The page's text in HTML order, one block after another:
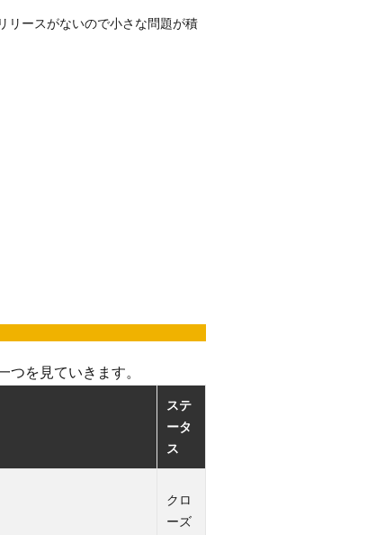
リースがないので小さな問題が積
を見ていきます。
ステ
ータ
ス
クロ
ーズ